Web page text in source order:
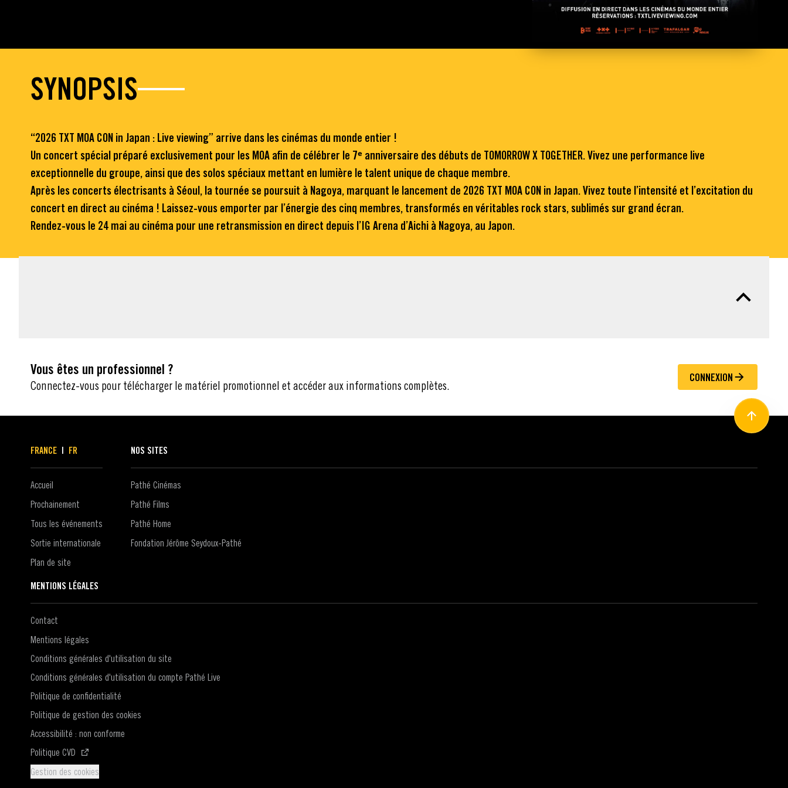
SYNOPSIS
“2026 TXT MOA CON in Japan : Live viewing” arrive dans les cinémas du monde entier !
Un concert spécial préparé exclusivement pour les MOA afin de célébrer le 7ᵉ anniversaire des débuts de TOMORROW X TOGETHER. Vivez une performance live
exceptionnelle du groupe, ainsi que des solos spéciaux mettant en lumière le talent unique de chaque membre.
Après les concerts électrisants à Séoul, la tournée se poursuit à Nagoya, marquant le lancement de 2026 TXT MOA CON in Japan. Vivez toute l’intensité et l’excitation du
concert en direct au cinéma ! Laissez-vous emporter par l’énergie des cinq membres, transformés en véritables rock stars, sublimés sur grand écran.
Rendez-vous le 24 mai au cinéma pour une retransmission en direct depuis l’IG Arena d’Aichi à Nagoya, au Japon.
Vous êtes un professionnel ?
Connectez-vous pour télécharger le matériel promotionnel et accéder aux informations complètes.
CONNEXION
FRANCE | FR
Accueil
Prochainement
Tous les événements
Sortie internationale
Plan de site
NOS SITES
Pathé Cinémas
Pathé Films
Pathé Home
Fondation Jérôme Seydoux-Pathé
MENTIONS LÉGALES
Contact
Mentions légales
Conditions générales d'utilisation du site
Conditions générales d'utilisation du compte Pathé Live
Politique de confidentialité
Politique de gestion des cookies
Accessibilité : non conforme
Politique CVD (S'ouvre dans une nouvelle fenêtre)
Gestion des cookies